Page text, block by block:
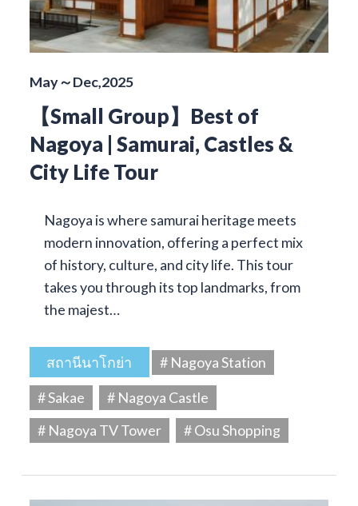
May～Dec,2025
【Small Group】Best of
Nagoya | Samurai, Castles &
City Life Tour
Nagoya is where samurai heritage meets
modern innovation, offering a perfect mix
of history, culture, and city life. This tour
takes you through its top landmarks, from
the majest…
สถานีนาโกย่า
# Nagoya Station
# Sakae
# Nagoya Castle
# Nagoya TV Tower
# Osu Shopping